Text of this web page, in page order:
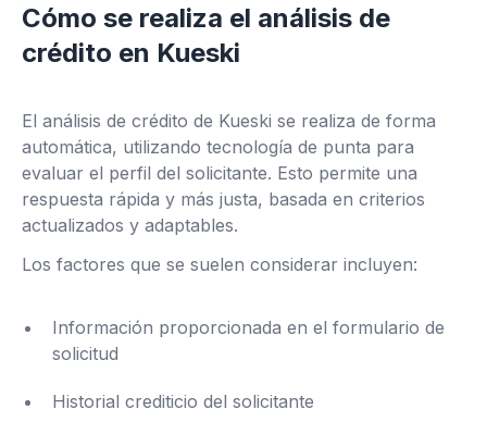
Cómo se realiza el análisis de
crédito en Kueski
El análisis de crédito de Kueski se realiza de forma
automática, utilizando tecnología de punta para
evaluar el perfil del solicitante. Esto permite una
respuesta rápida y más justa, basada en criterios
actualizados y adaptables.
Los factores que se suelen considerar incluyen:
Información proporcionada en el formulario de
solicitud
Historial crediticio del solicitante